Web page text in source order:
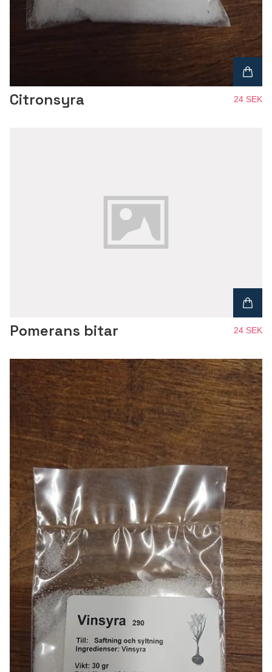
Citronsyra 24 SEK
Pomerans bitar 24 SEK